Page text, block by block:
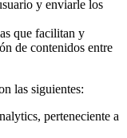
y enviarle los
que facilitan y
de contenidos entre
las siguientes:
perteneciente a